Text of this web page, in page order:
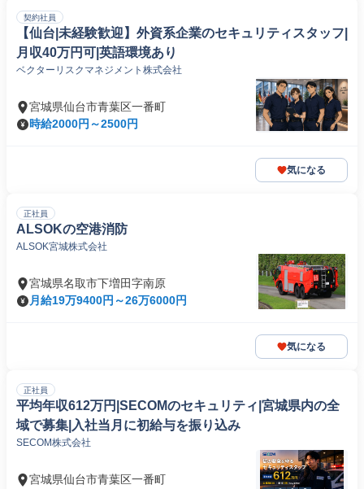
契約社員
【仙台|未経験歓迎】外資系企業のセキュリティスタッフ|
月収40万円可|英語環境あり
ベクターリスクマネジメント株式会社
宮城県仙台市青葉区一番町
時給2000円～2500円
気になる
正社員
ALSOKの空港消防
ALSOK宮城株式会社
宮城県名取市下増田字南原
月給19万9400円～26万6000円
気になる
正社員
平均年収612万円|SECOMのセキュリティ|宮城県内の全
域で募集|入社当月に初給与を振り込み
SECOM株式会社
宮城県仙台市青葉区一番町